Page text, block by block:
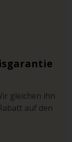
gleichen ihn
auf den